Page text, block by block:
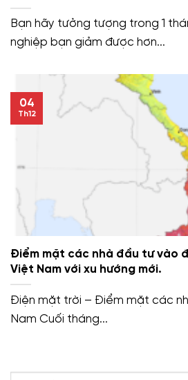
Bạn hãy tưởng tượng trong 1
nghiệp bạn giảm được hơn...
Điểm mặt các nhà đầu tư vào
Việt Nam với xu hướng mới.
Điện mặt trời – Điểm mặt các
Nam Cuối tháng...
04
Th12